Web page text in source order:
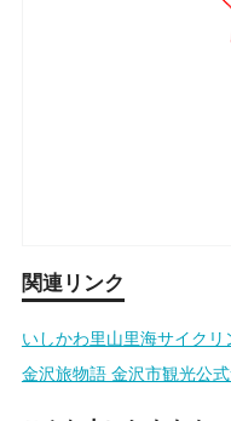
関連リンク
いしかわ里山里海サイクリ
金沢旅物語 金沢市観光公